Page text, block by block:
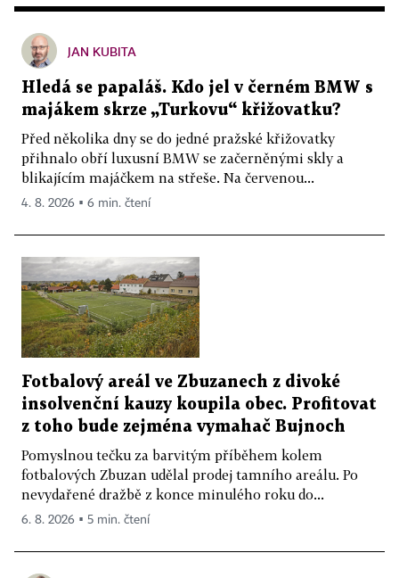
JAN KUBITA
Hledá se papaláš. Kdo jel v černém BMW s
majákem skrze „Turkovu“ křižovatku?
Před několika dny se do jedné pražské křižovatky
přihnalo obří luxusní BMW se začerněnými skly a
blikajícím majáčkem na střeše. Na červenou...
4. 8. 2026 ▪ 6 min. čtení
Fotbalový areál ve Zbuzanech z divoké
insolvenční kauzy koupila obec. Profitovat
z toho bude zejména vymahač Bujnoch
Pomyslnou tečku za barvitým příběhem kolem
fotbalových Zbuzan udělal prodej tamního areálu. Po
nevydařené dražbě z konce minulého roku do...
6. 8. 2026 ▪ 5 min. čtení